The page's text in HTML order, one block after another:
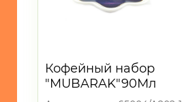
ТЕКСТИЛЬ
Кофейный набор
"MUBARAK"90Мл